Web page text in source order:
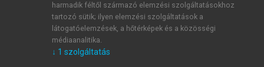
harmadik féltől származó elemzési szolgáltatásokhoz
tartozó sütik; ilyen elemzési szolgáltatások a
látogatóelemzések, a hőtérképek és a közösségi
médiaanalitika.
↓ 1 szolgáltatás